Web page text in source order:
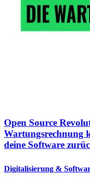
Open Source
Wartungsrechnung
deine Software
Digitalisierung &